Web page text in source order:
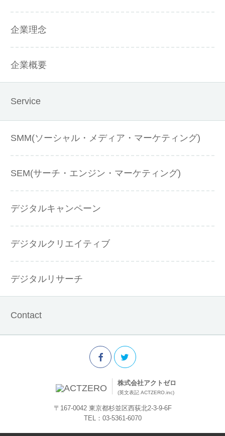
企業理念
企業概要
Service
SMM(ソーシャル・メディア・マーケティング)
SEM(サーチ・エンジン・マーケティング)
デジタルキャンペーン
デジタルクリエイティブ
デジタルリサーチ
Contact
株式会社アクトゼロ
(英文表記 ACTZERO.inc)
〒167-0042 東京都杉並区西荻北2-3-9-6F
TEL：03-5361-6070